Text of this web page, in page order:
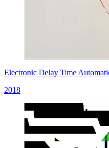
Electronic Delay Time
2018